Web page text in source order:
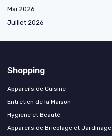
Mai 2026
Juillet 2026
Shopping
Appareils de Cuisine
Entretien de la Maison
Hygiène et Beauté
Appareils de Bricolage et Jardinage